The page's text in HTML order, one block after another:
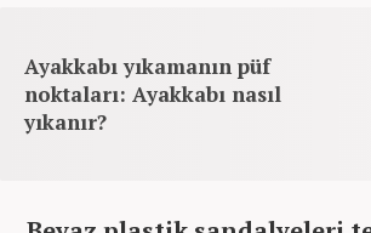
Ayakkabı yıkamanın püf
noktaları: Ayakkabı nasıl
yıkanır?